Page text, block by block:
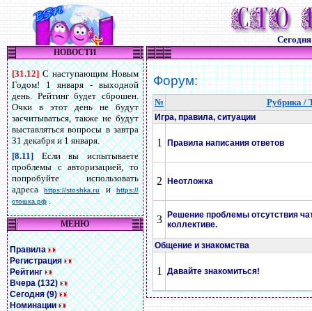
НОВОСТИ
[31.12]С наступающим Новым
Годом! 1 января - выходной
день. Рейтинг будет сброшен.
Очки в этот день не будут
засчитываться, также не будут
выставляться вопросы в завтра
31 декабря и 1 января.
[8.11]Если вы испытываете
проблемы с авторизацией, то
попробуйте использовать
адресаhttps://stoshka.ruиhttps://
стошка.рф.
МЕНЮ
Правила
Регистрация
Рейтинг
Вчера (132)
Сегодня (9)
Номинации
Форум:
№ Рубрика /
Игра, правила, ситуации
1 Правила написания ответов
2 Неотложка
3
Решение проблемы отсутствия
коллективе.
Общение и знакомства
1 Давайте знакомиться!